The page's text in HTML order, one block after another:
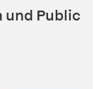
und Public